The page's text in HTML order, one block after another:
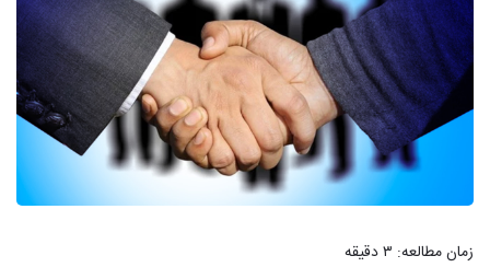
زمان مطالعه: ۳دقیقه